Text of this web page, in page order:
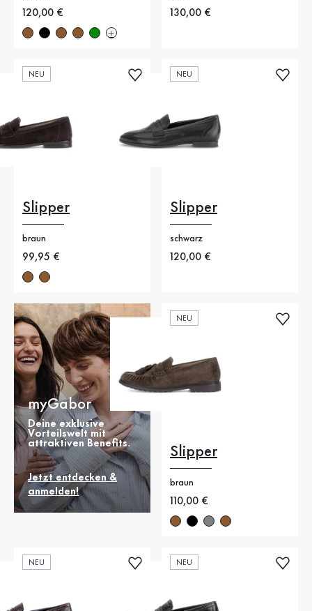
Neuer Preis
120,00 € Neuer Preis
130,00 €
NEU
Slipper
braun
Neuer Preis
99,95 €
NEU
Slipper
schwarz
Neuer Preis
120,00 €
myGabor
Deine exklusive
Vorteilswelt mit
attraktiven Benefits.
Jetzt entdecken &
anmelden!
NEU
Slipper
braun
Neuer Preis
110,00 €
NEU NEU